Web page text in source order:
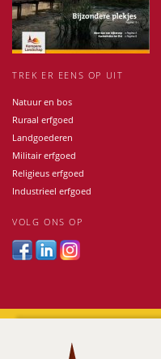
TREK ER EENS OP UIT
Natuur en bos
Ruraal erfgoed
Landgoederen
Militair erfgoed
Religieus erfgoed
Industrieel erfgoed
VOLG ONS OP